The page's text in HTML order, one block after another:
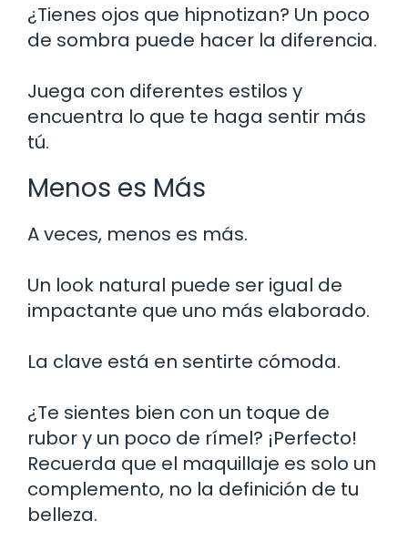
¿Tienes ojos que hipnotizan? Un poco
de sombra puede hacer la diferencia.
Juega con diferentes estilos y
encuentra lo que te haga sentir más
tú.
Menos es Más
A veces, menos es más.
Un look natural puede ser igual de
impactante que uno más elaborado.
La clave está en sentirte cómoda.
¿Te sientes bien con un toque de
rubor y un poco de rímel? ¡Perfecto!
Recuerda que el maquillaje es solo un
complemento, no la definición de tu
belleza.